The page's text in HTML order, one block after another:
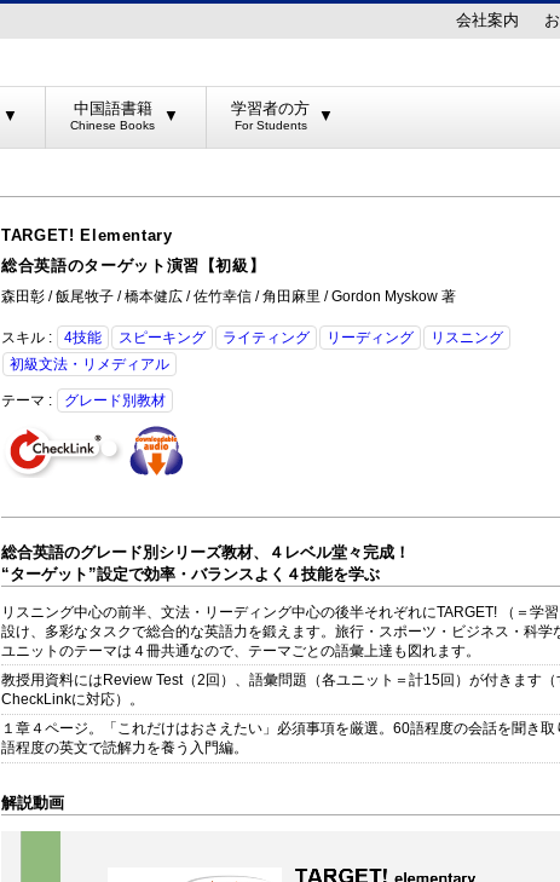
会社案内
▼ 中国語書籍 ▼ 学習者の方 ▼
TARGET! Elementary
総合英語のターゲット演習【初級】
森田彰 / 飯尾牧子 / 橋本健広 / 佐竹幸信 / 角田麻里 / Gordon Myskow 著
スキル : 4技能 スピーキング ライティング リーディング
リスニング
初級文法・リメディアル
テーマ : グレード別教材
総合英語のグレード別シリーズ教材、４レベル堂々完成！
“ターゲット”設定で効率・バランスよく４技能を学ぶ
リスニング中心の前半、文法・リーディング中心の後半それぞれにTARGET! （＝学
設け、多彩なタスクで総合的な英語力を鍛えます。旅行・スポーツ・ビジネス・科学
ユニットのテーマは４冊共通なので、テーマごとの語彙上達も図れます。
教授用資料にはReview Test（2回）、語彙問題（各ユニット＝計15回）が付きます（
CheckLinkに対応）。
１章４ページ。「これだけはおさえたい」必須事項を厳選。60語程度の会話を聞き
語程度の英文で読解力を養う入門編。
解説動画